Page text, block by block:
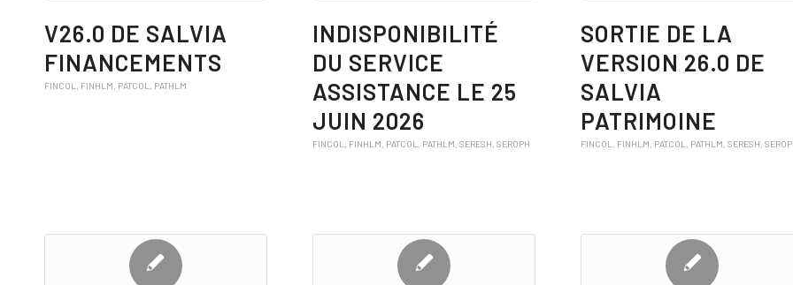
V26.0 DE SALVIA
FINANCEMENTS
FINCOL FINHLM PATCOL PATHLM
INDISPONIBILITÉ
DU SERVICE
ASSISTANCE LE 25
JUIN 2026
FINCOL FINHLM PATCOL PATHLM ,SERESH ,SEROPH
SORTIE DE LA
VERSION 26.0 DE
SALVIA
PATRIMOINE
FINCOL FINHLM PATCOL PATHLM ,SERESH ,